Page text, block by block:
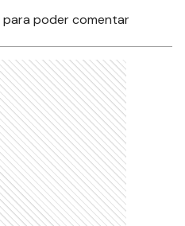
para poder comentar